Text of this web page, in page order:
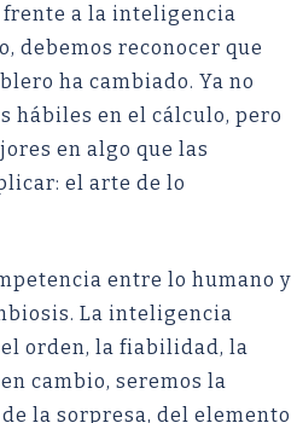
a la inteligencia
debemos reconocer que
ha cambiado. Ya no
hábiles en el cálculo, pero
en algo que las
el arte de lo
entre lo humano y
La inteligencia
orden, la fiabilidad, la
cambio, seremos la
la sorpresa, del elemento